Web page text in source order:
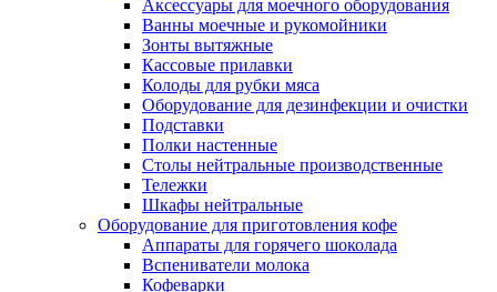
Аксессуары для моечного оборудования
Ванны моечные и рукомойники
Зонты вытяжные
Кассовые прилавки
Колоды для рубки мяса
Оборудование для дезинфекции и очистки
Подставки
Полки настенные
Столы нейтральные производственные
Тележки
Шкафы нейтральные
Оборудование для приготовления кофе
Аппараты для горячего шоколада
Вспениватели молока
Кофеварки